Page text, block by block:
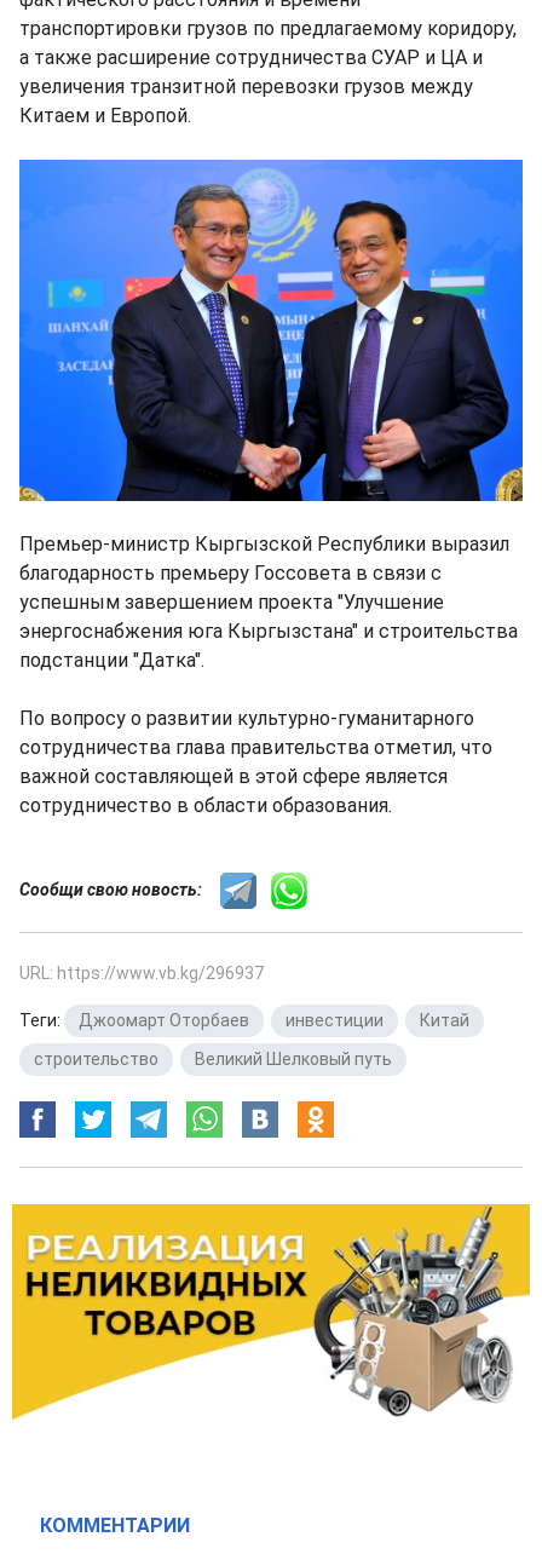
транспортировки грузов по предлагаемому коридору,
а также расширение сотрудничества СУАР и ЦА и
увеличения транзитной перевозки грузов между
Китаем и Европой.
Премьер-министр Кыргызской Республики выразил
благодарность премьеру Госсовета в связи с
успешным завершением проекта "Улучшение
энергоснабжения юга Кыргызстана" и строительства
подстанции "Датка".
По вопросу о развитии культурно-гуманитарного
сотрудничества глава правительства отметил, что
важной составляющей в этой сфере является
сотрудничество в области образования.
Сообщи свою новость:
URL: https://www.vb.kg/296937
Теги: Джоомарт Оторбаев инвестиции Китай
строительство
Великий Шелковый путь
КОММЕНТАРИИ